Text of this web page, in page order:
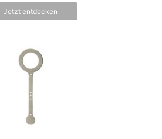
Jetzt entdecken